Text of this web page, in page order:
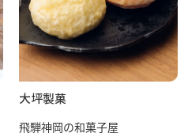
大坪製菓
飛騨神岡の和菓子屋